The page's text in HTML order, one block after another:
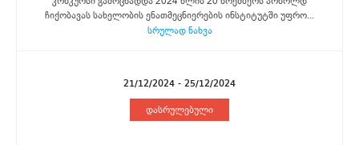
ჩიქობავას სახელობის ენათმეცნიერების ინსტიტუტში უფრო...
სრულად ნახვა
21/12/2024 - 25/12/2024
დასრულებული